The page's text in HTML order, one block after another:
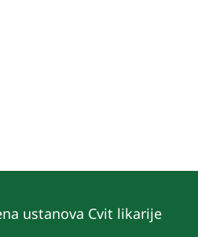
ustanova Cvit likarije